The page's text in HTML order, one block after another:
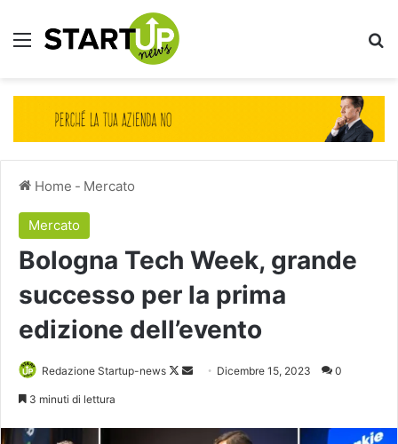
Menu
Home - Mercato
Mercato
Bologna Tech Week, grande
successo per la prima
edizione dell’evento
Redazione Startup-news
Follow
Invia Dicembre 15, 2023 0
3 minuti di lettura